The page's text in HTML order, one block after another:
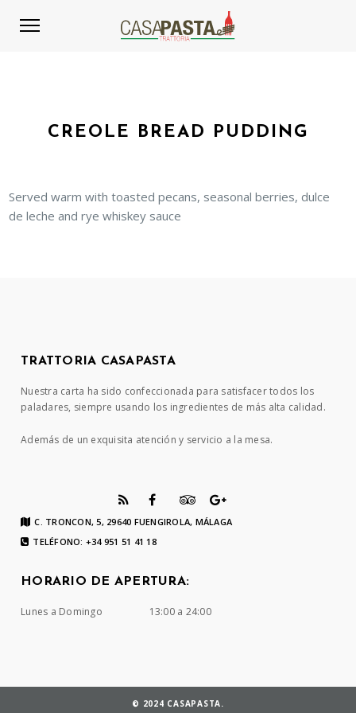
CREOLE BREAD PUDDING
Served warm with toasted pecans, seasonal berries, dulce
de leche and rye whiskey sauce
TRATTORIA CASAPASTA
Nuestra carta ha sido confeccionada para satisfacer todos los
paladares, siempre usando los ingredientes de más alta calidad.
Además de un exquisita atención y servicio a la mesa.
C. TRONCON, 5, 29640 FUENGIROLA, MÁLAGA
TELÉFONO: +34 951 51 41 18
HORARIO DE APERTURA:
Lunes a Domingo 13:00 a 24:00
© 2024 CASAPASTA.